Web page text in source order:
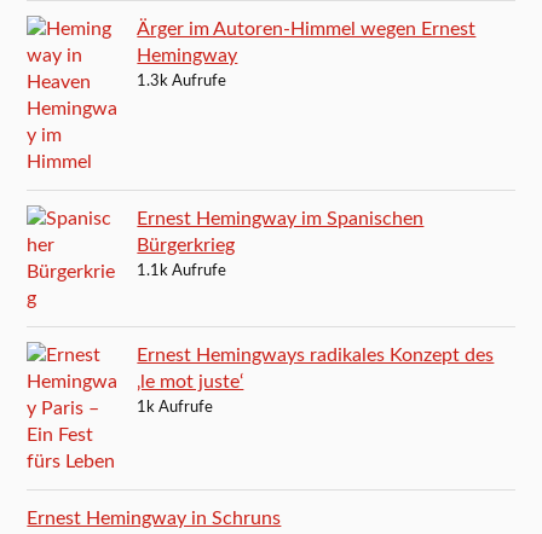
Ärger im Autoren-Himmel wegen Ernest
Hemingway
1.3k Aufrufe
Ernest Hemingway im Spanischen
Bürgerkrieg
1.1k Aufrufe
Ernest Hemingways radikales Konzept des
‚le mot juste‘
1k Aufrufe
Ernest Hemingway in Schruns